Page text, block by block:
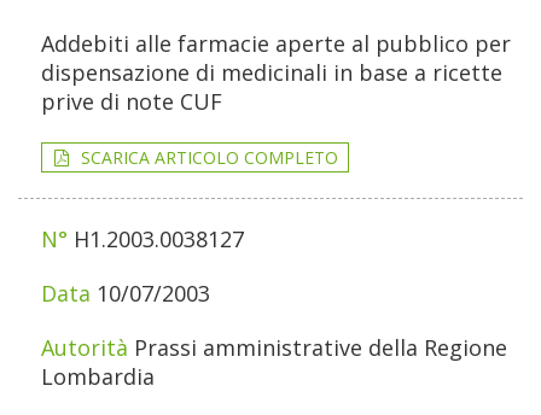
Addebiti alle farmacie aperte al pubblico per
dispensazione di medicinali in base a ricette
prive di note CUF
SCARICA ARTICOLO COMPLETO
H1.2003.0038127
10/07/2003
Prassi amministrative della Regione
Lombardia